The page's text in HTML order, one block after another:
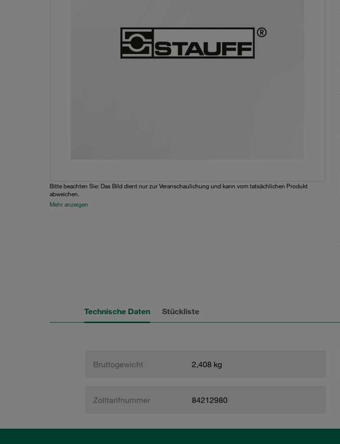
Bitte beachten Sie: Das Bild dient nur zur Veranschaulichung und kann vom tatsächlichen Produkt
abweichen.
Mehr anzeigen
Technische Daten Stückliste
Bruttogewicht 2,408 kg
Zolltarifnummer 84212980